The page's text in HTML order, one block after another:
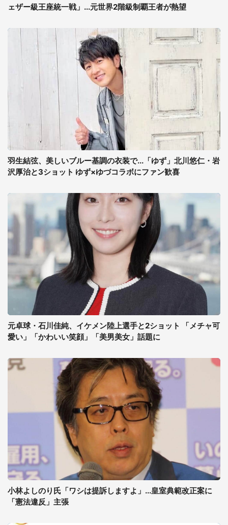
ェザー級王座統一戦」...元世界2階級制覇王者が熱望
羽生結弦、美しいブルー基調の衣装で...「ゆず」北川悠仁・岩
沢厚治と3ショット ゆず×ゆづコラボにファン歓喜
元卓球・石川佳純、イケメン陸上選手と2ショット 「メチャ可
愛い」「かわいい笑顔」「美男美女」話題に
小林よしのり氏「ワシは提訴しますよ」...皇室典範改正案に
「憲法違反」主張